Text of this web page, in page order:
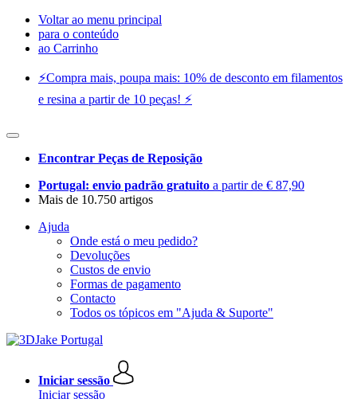
Voltar ao menu principal
para o conteúdo
ao Carrinho
⚡️Compra mais, poupa mais: 10% de desconto em filamentos
e resina a partir de 10 peças! ⚡️
Encontrar Peças de Reposição
Portugal: envio padrão gratuito a partir de € 87,90
Mais de 10.750 artigos
Ajuda
Onde está o meu pedido?
Devoluções
Custos de envio
Formas de pagamento
Contacto
Todos os tópicos em "Ajuda & Suporte"
Iniciar sessão
Iniciar sessão